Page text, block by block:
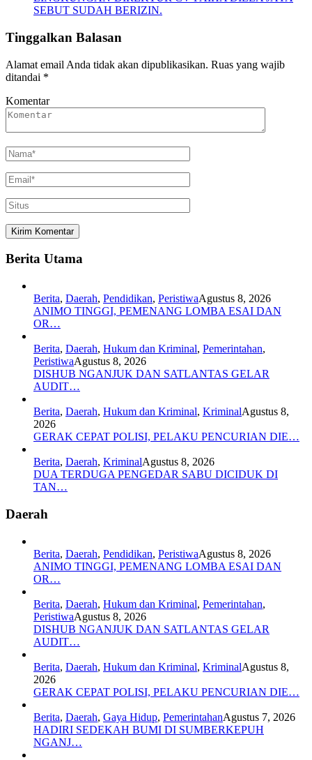
SEBUT SUDAH BERIZIN.
Tinggalkan Balasan
Alamat email Anda tidak akan dipublikasikan. Ruas yang wajib
ditandai *
Komentar
Berita Utama
Berita, Daerah, Pendidikan, PeristiwaAgustus 8, 2026
ANIMO TINGGI, PEMENANG LOMBA ESAI DAN
OR…
Berita, Daerah, Hukum dan Kriminal, Pemerintahan,
PeristiwaAgustus 8, 2026
DISHUB NGANJUK DAN SATLANTAS GELAR
AUDIT…
Berita, Daerah, Hukum dan Kriminal, KriminalAgustus 8,
2026
GERAK CEPAT POLISI, PELAKU PENCURIAN DIE…
Berita, Daerah, KriminalAgustus 8, 2026
DUA TERDUGA PENGEDAR SABU DICIDUK DI
TAN…
Daerah
Berita, Daerah, Pendidikan, PeristiwaAgustus 8, 2026
ANIMO TINGGI, PEMENANG LOMBA ESAI DAN
OR…
Berita, Daerah, Hukum dan Kriminal, Pemerintahan,
PeristiwaAgustus 8, 2026
DISHUB NGANJUK DAN SATLANTAS GELAR
AUDIT…
Berita, Daerah, Hukum dan Kriminal, KriminalAgustus 8,
2026
GERAK CEPAT POLISI, PELAKU PENCURIAN DIE…
Berita, Daerah, Gaya Hidup, PemerintahanAgustus 7, 2026
HADIRI SEDEKAH BUMI DI SUMBERKEPUH
NGANJ…